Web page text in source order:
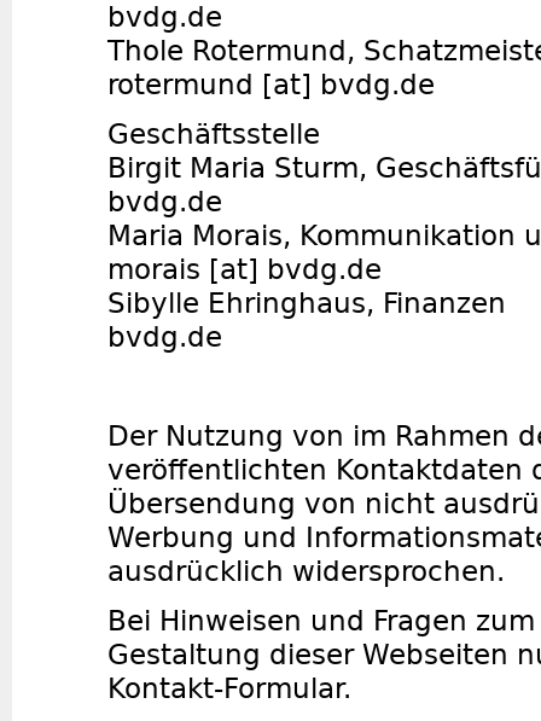
bvdg.de
Thole Rotermund,
rotermund [at] bvdg.de
Geschäftsstelle
Birgit Maria Sturm,
bvdg.de
Maria Morais,
morais [at] bvdg.de
Sibylle Ehringhaus,
bvdg.de
Der Nutzung von im Rahmen
veröffentlichten Kontaktdaten
Übersendung von nicht
Werbung und
ausdrücklich widersprochen.
Bei Hinweisen und Fragen
Gestaltung dieser Webseiten
Kontakt-Formular.